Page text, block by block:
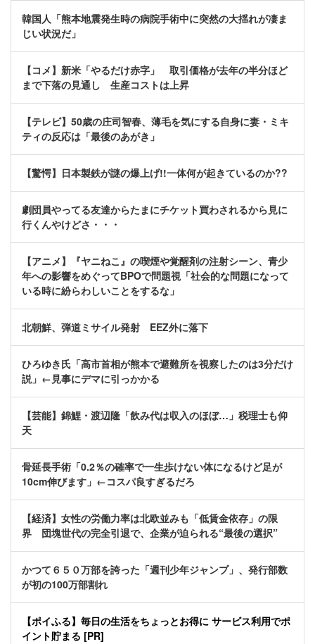
韓国人「熊本地震発生時の病院手術中に突然の大揺れが凄ま
じい状況だ」
【コメ】新米「やるだけ赤字」 取引価格が去年の半分ほど
まで下落の見通し 生産コストは上昇
【テレビ】50歳の庄司智春、薄毛を気にする自身に妻・ミキ
ティの反応は「最後のあがき」
【驚愕】日本製鉄が謎の爆上げ!!一体何が起きているのか??
劇団員やってる友達からたまにチケット買わされるから見に
行くんやけどさ・・・
【アニメ】『ヤニねこ』の喫煙や覚醒剤の注射シーン、青少
年への影響をめぐってBPOで問題視「社会的な問題になって
いる時に紛らわしいことをするな」
北朝鮮、弾道ミサイル発射 EEZ外に落下
ひろゆき氏「高市首相が熊本で避難所を視察したのは3分だけ
説」←見事にデマに引っかかる
【芸能】錦鯉・渡辺隆「飲み代は収入のほぼ…」税理士も仰
天
骨延長手術「0.2％の確率で一生歩けない体になるけど足が
10cm伸びます」←コスパ良すぎるだろ
【経済】女性の労働力率は北欧並みも「低賃金依存」の限
界 団塊世代の完全引退で、企業が迫られる“最後の選択”
かつて６５０万部を誇った「週刊少年ジャンプ」、発行部数
が初の100万部割れ
【ポイふる】毎日の生活をちょっとお得に サービス利用でポ
イント貯まる [PR]